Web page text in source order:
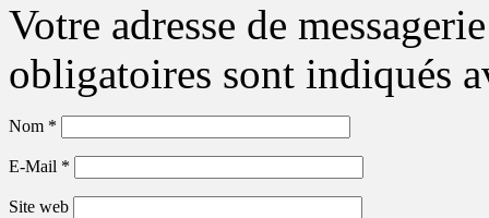
Votre adresse de
obligatoires sont indiqués
Nom *
E-Mail *
Site web